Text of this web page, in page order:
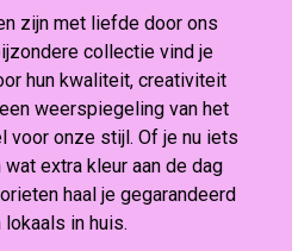
zijn met liefde door ons
collectie vind je
hun kwaliteit, creativiteit
weerspiegeling van het
voor onze stijl. Of je nu iets
extra kleur aan de dag
haal je gegarandeerd
in huis.